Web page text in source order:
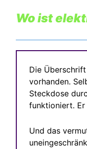
Wo ist
Die
vorhanden.
Steckdose
funktioniert.
Und das